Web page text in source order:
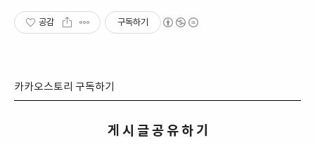
공감 구독하기
카카오스토리 구독하기
게 시 글 공 유 하 기